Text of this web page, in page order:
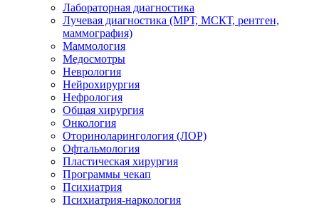
Лабораторная диагностика
Лучевая диагностика (МРТ, МСКТ, рентген,
маммография)
Маммология
Медосмотры
Неврология
Нейрохирургия
Нефрология
Общая хирургия
Онкология
Оториноларингология (ЛОР)
Офтальмология
Пластическая хирургия
Программы чекап
Психиатрия
Психиатрия-наркология